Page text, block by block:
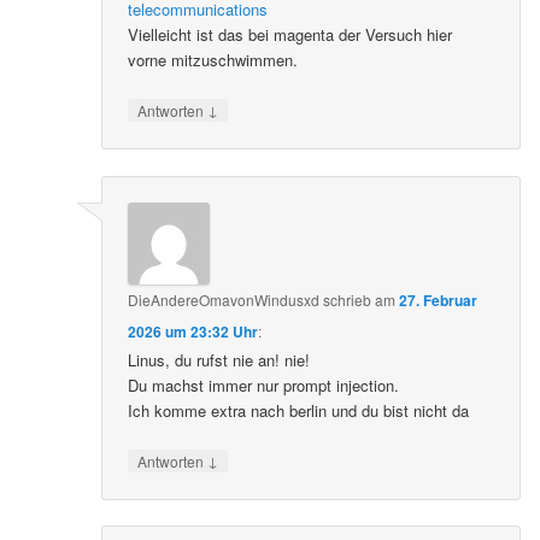
telecommunications
Vielleicht ist das bei magenta der Versuch hier
vorne mitzuschwimmen.
Antworten ↓
DieAndereOmavonWindusxd schriebam27. Februar
2026 um 23:32 Uhr:
Linus, du rufst nie an! nie!
Du machst immer nur prompt injection.
Ich komme extra nach berlin und du bist nicht da
Antworten ↓